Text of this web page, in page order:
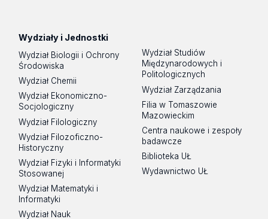
Wydziały i Jednostki
Wydział Biologii i Ochrony
Środowiska
Wydział Chemii
Wydział Ekonomiczno-
Socjologiczny
Wydział Filologiczny
Wydział Filozoficzno-
Historyczny
Wydział Fizyki i Informatyki
Stosowanej
Wydział Matematyki i
Informatyki
Wydział Nauk
Wydział Studiów
Międzynarodowych i
Politologicznych
Wydział Zarządzania
Filia w Tomaszowie
Mazowieckim
Centra naukowe i zespoły
badawcze
Biblioteka UŁ
Wydawnictwo UŁ